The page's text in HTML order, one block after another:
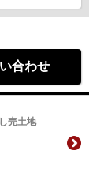
合わせ
売土地